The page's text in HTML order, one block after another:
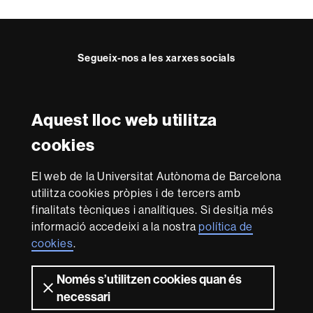
Aquest lloc web utilitza
cookies
El web de la Universitat Autònoma de Barcelona
utilitza cookies pròpies i de tercers amb
finalitats tècniques i analítiques. Si desitja més
informació accedeixi a la nostrapolítica de
cookies.
Només s’utilitzen cookies quan és
necessari
c
Segueix-nos a les xarxes socials
Reconeixement internacional de l'excel·lència
in
Research
-
Euraxess
Amb el finançament de
Sobre
aquest
web
Avís legal